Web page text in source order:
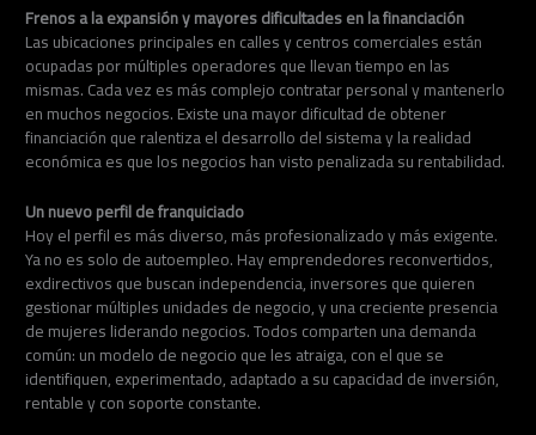
Frenos a la expansión y mayores dificultades en la financiación
Las ubicaciones principales en calles y centros comerciales están
ocupadas por múltiples operadores que llevan tiempo en las
mismas. Cada vez es más complejo contratar personal y mantenerlo
en muchos negocios. Existe una mayor dificultad de obtener
financiación que ralentiza el desarrollo del sistema y la realidad
económica es que los negocios han visto penalizada su rentabilidad.
Un nuevo perfil de franquiciado
Hoy el perfil es más diverso, más profesionalizado y más exigente.
Ya no es solo de autoempleo. Hay emprendedores reconvertidos,
exdirectivos que buscan independencia, inversores que quieren
gestionar múltiples unidades de negocio, y una creciente presencia
de mujeres liderando negocios. Todos comparten una demanda
común: un modelo de negocio que les atraiga, con el que se
identifiquen, experimentado, adaptado a su capacidad de inversión,
rentable y con soporte constante.